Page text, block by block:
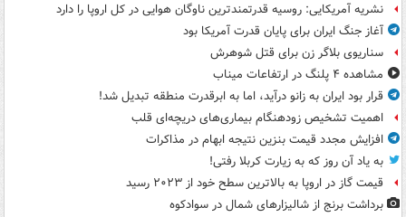
نشریه آمریکایی: روسیه قدرتمندترین ناوگان هوایی در کل اروپا را دارد
آغاز جنگ ایران برای پایان قدرت آمریکا بود
سناریوی بلاگر زن برای قتل شوهرش
مشاهده ۴ پلنگ در ارتفاعات میناب
قرار بود ایران به زانو درآید، اما به ابرقدرت منطقه تبدیل شد!
اهمیت تشخیص زودهنگام بیماری‌های دریچه‌ای قلب
افزایش مجدد قیمت بنزین نتیجه ابهام در مذاکرات
به یاد آن روز که به زیارت کربلا رفتی!
قیمت گاز در اروپا به بالاترین سطح خود از ۲۰۲۳ رسید
برداشت برنج از شالیزارهای شمال در سوادکوه